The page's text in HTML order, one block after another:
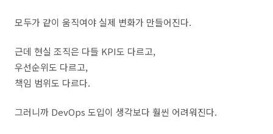
모두가 같이 움직여야 실제 변화가 만들어진다.
근데 현실 조직은 다들 KPI도 다르고,
우선순위도 다르고,
책임 범위도 다르다.
그러니까 DevOps 도입이 생각보다 훨씬 어려워진다.